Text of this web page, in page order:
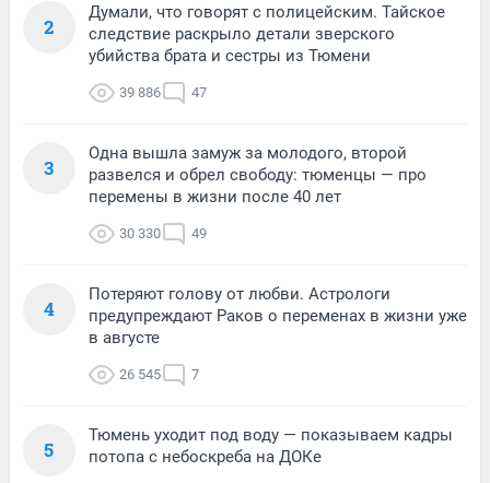
2
Думали, что говорят с полицейским. Тайское
следствие раскрыло детали зверского
убийства брата и сестры из Тюмени
39 886 47
3
Одна вышла замуж за молодого, второй
развелся и обрел свободу: тюменцы — про
перемены в жизни после 40 лет
30 330 49
4
Потеряют голову от любви. Астрологи
предупреждают Раков о переменах в жизни уже
в августе
26 545 7
5
Тюмень уходит под воду — показываем кадры
потопа с небоскреба на ДОКе